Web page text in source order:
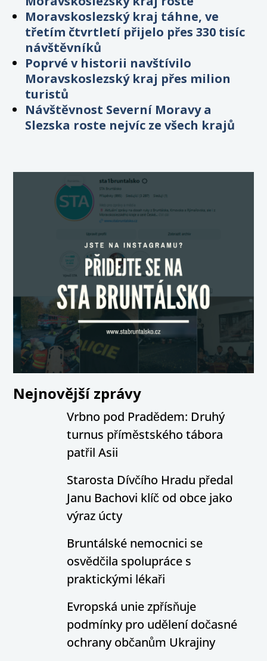
Moravskoslezský kraj táhne, ve
třetím čtvrtletí přijelo přes 330 tisíc
návštěvníků
Poprvé v historii navštívilo
Moravskoslezský kraj přes milion
turistů
Návštěvnost Severní Moravy a
Slezska roste nejvíc ze všech krajů
Nejnovější zprávy
Vrbno pod Pradědem: Druhý
turnus příměstského tábora
patřil Asii
Starosta Dívčího Hradu předal
Janu Bachovi klíč od obce jako
výraz úcty
Bruntálské nemocnici se
osvědčila spolupráce s
praktickými lékaři
Evropská unie zpřísňuje
podmínky pro udělení dočasné
ochrany občanům Ukrajiny